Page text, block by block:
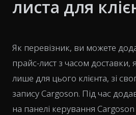
листа для
Як перевізник, ви можете
прайс-лист з часом доставки,
лише для цього клієнта, зі
запису Cargoson. Під час
на панелі керування Cargoson